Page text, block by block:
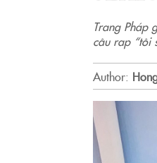
Trang Pháp
câu rap “tôi
Author: